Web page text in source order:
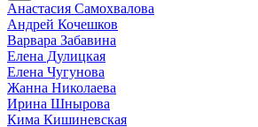
Анастасия Самохвалова
Андрей Кочешков
Варвара Забавина
Елена Дулицкая
Елена Чугунова
Жанна Николаева
Ирина Шнырова
Кима Кишиневская